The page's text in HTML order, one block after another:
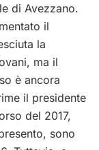
di Avezzano.
il
la
ma il
è ancora
il presidente
del 2017,
sono